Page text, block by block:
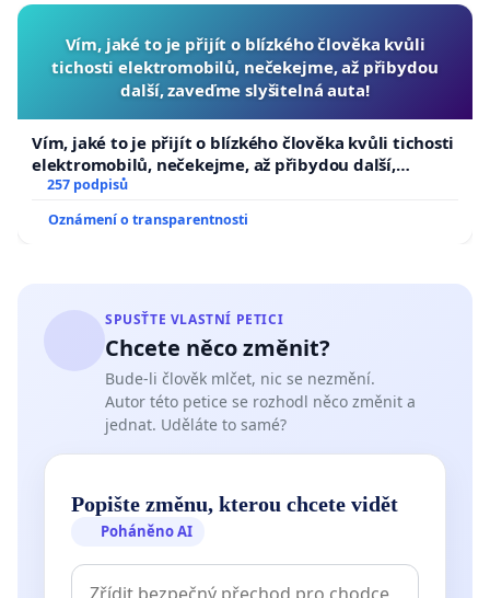
Vím, jaké to je přijít o blízkého člověka kvůli
tichosti elektromobilů, nečekejme, až přibydou
další, zaveďme slyšitelná auta!
Vím, jaké to je přijít o blízkého člověka kvůli tichosti
elektromobilů, nečekejme, až přibydou další,
zaveďme slyšitelná auta!
257 podpisů
Oznámení o transparentnosti
SPUSŤTE VLASTNÍ PETICI
Chcete něco změnit?
Bude-li člověk mlčet, nic se nezmění.
Autor této petice se rozhodl něco změnit a
jednat. Uděláte to samé?
Popište změnu, kterou chcete vidět
Poháněno AI